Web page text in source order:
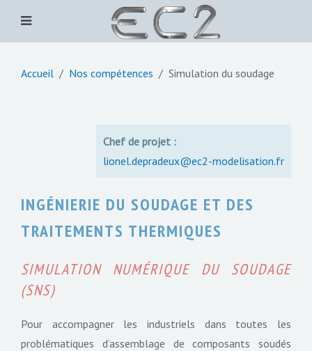
Accueil Nos compétences Simulation du soudage
Chef de projet :
lionel.depradeux@ec2-modelisation.fr
INGÉNIERIE DU SOUDAGE ET DES
TRAITEMENTS THERMIQUES
SIMULATION NUMÉRIQUE DU SOUDAGE
(SNS)
Pour accompagner les industriels dans toutes les
problématiques d’assemblage de composants soudés